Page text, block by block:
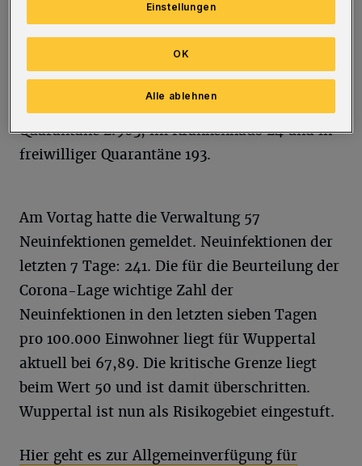
infiziert sind die erwähnten 254 Personen.
Genesen sind 1.772 Wuppertaler, verstorben
89. In Quarantäne befinden sich aktuell 3.120
Quarantäne 2.903, im Krankenhaus 24 und in
freiwilliger Quarantäne 193.
Am Vortag hatte die Verwaltung 57
Neuinfektionen gemeldet. Neuinfektionen der
letzten 7 Tage: 241. Die für die Beurteilung der
Corona-Lage wichtige Zahl der
Neuinfektionen in den letzten sieben Tagen
pro 100.000 Einwohner liegt für Wuppertal
aktuell bei 67,89. Die kritische Grenze liegt
beim Wert 50 und ist damit überschritten.
Wuppertal ist nun als Risikogebiet eingestuft.
Hier geht es zur Allgemeinverfügung für
Einstellungen
Alle ablehnen
OK